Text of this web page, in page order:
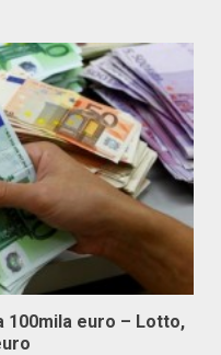
100mila euro – Lotto,